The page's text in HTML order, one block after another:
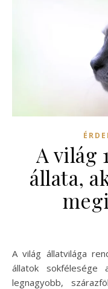
A világ
állata,
A világ állatvilága rendkívül változatos és lenyűgöző. Az
állatok sokfélesége
legnagyobb,